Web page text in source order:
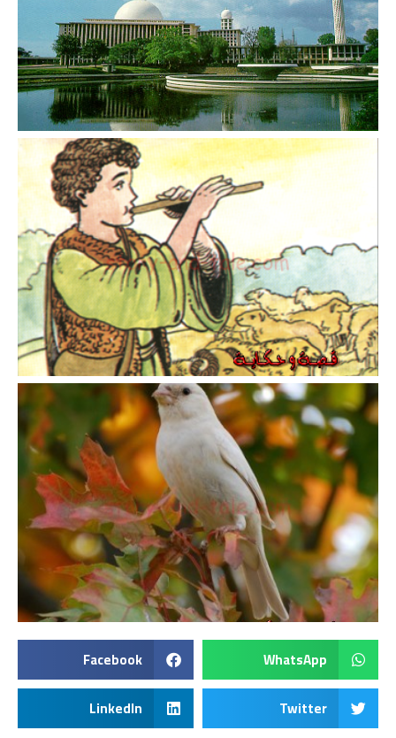
WhatsApp
Facebook
Twitter
LinkedIn